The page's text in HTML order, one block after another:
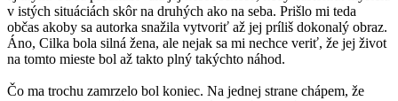
v istých situáciách skôr na druhých ako na seba. Prišlo mi teda
občas akoby sa autorka snažila vytvoriť až jej príliš dokonalý obraz.
Áno, Cilka bola silná žena, ale nejak sa mi nechce veriť, že jej život
na tomto mieste bol až takto plný takýchto náhod.
Čo ma trochu zamrzelo bol koniec. Na jednej strane chápem, že